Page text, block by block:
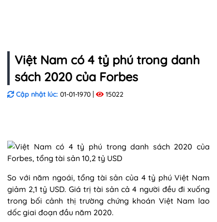
Việt Nam có 4 tỷ phú trong danh
sách 2020 của Forbes
Cập nhật lúc: 01-01-1970 15022
So với năm ngoái, tổng tài sản của 4 tỷ phú Việt Nam
giảm 2,1 tỷ USD. Giá trị tài sản cả 4 người đều đi xuống
trong bối cảnh thị trường chứng khoán Việt Nam lao
dốc giai đoạn đầu năm 2020.